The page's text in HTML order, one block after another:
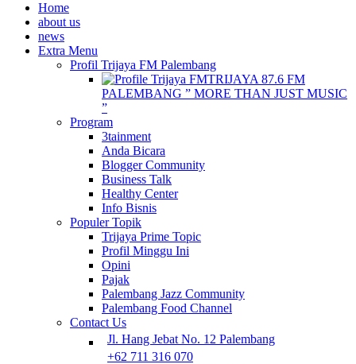
Home
about us
news
Extra Menu
Profil Trijaya FM Palembang
TRIJAYA 87.6 FM
PALEMBANG ” MORE THAN JUST MUSIC
”
Program
3tainment
Anda Bicara
Blogger Community
Business Talk
Healthy Center
Info Bisnis
Populer Topik
Trijaya Prime Topic
Profil Minggu Ini
Opini
Pajak
Palembang Jazz Community
Palembang Food Channel
Contact Us
Jl. Hang Jebat No. 12 Palembang
+62 711 316 070